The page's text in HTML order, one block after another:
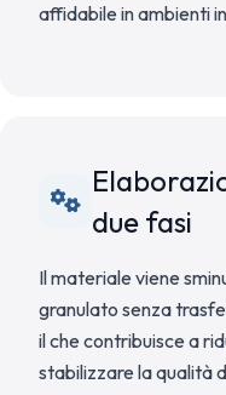
affidabile in ambienti
due fasi
Il materiale viene
granulato senza
il che contribuisce a
stabilizzare la qualità